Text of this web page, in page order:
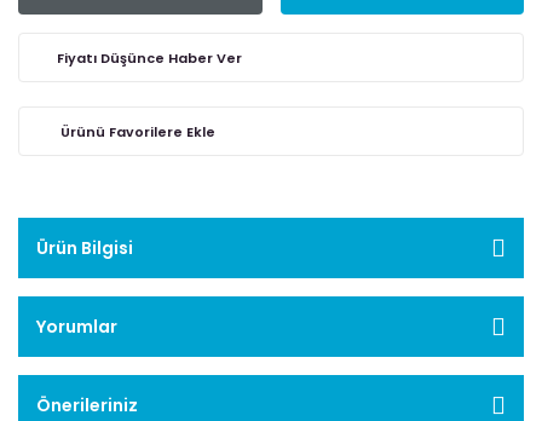
Fiyatı Düşünce Haber Ver
Ürün Bilgisi
Yorumlar
Önerileriniz